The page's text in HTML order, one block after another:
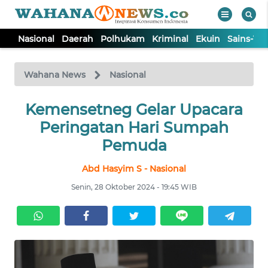
Nasional Daerah Polhukam Kriminal Ekuin Sains-
Wahana News Nasional
Kemensetneg Gelar Upacara
Peringatan Hari Sumpah
Pemuda
Abd Hasyim S - Nasional
Senin, 28 Oktober 2024 - 19:45 WIB
TV
Tutup
NASIONAL
KRIMINAL
EKUIN